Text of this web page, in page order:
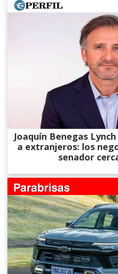
Joaquín Benegas
a extranjeros: los
senador